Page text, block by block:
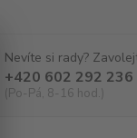
Nevíte si rady?
+420 602 292 236
(Po-Pá, 8-16 hod.)